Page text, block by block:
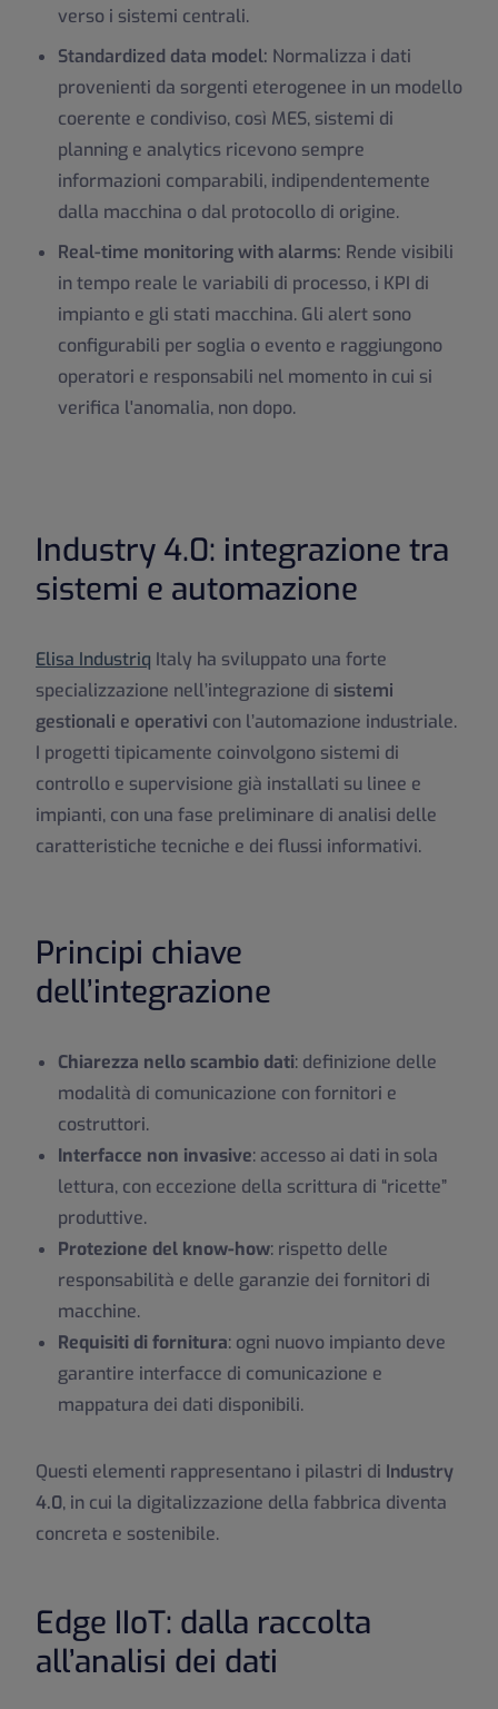
verso i sistemi centrali.
Standardized data model: Normalizza i dati
provenienti da sorgenti eterogenee in un modello
coerente e condiviso, così MES, sistemi di
planning e analytics ricevono sempre
informazioni comparabili, indipendentemente
dalla macchina o dal protocollo di origine.
Real-time monitoring with alarms: Rende visibili
in tempo reale le variabili di processo, i KPI di
impianto e gli stati macchina. Gli alert sono
configurabili per soglia o evento e raggiungono
operatori e responsabili nel momento in cui si
verifica l'anomalia, non dopo.
Industry 4.0: integrazione tra
sistemi e automazione
Elisa Industriq Italy ha sviluppato una forte
specializzazione nell’integrazione di sistemi
gestionali e operativi con l’automazione industriale.
I progetti tipicamente coinvolgono sistemi di
controllo e supervisione già installati su linee e
impianti, con una fase preliminare di analisi delle
caratteristiche tecniche e dei flussi informativi.
Principi chiave
dell’integrazione
Chiarezza nello scambio dati: definizione delle
modalità di comunicazione con fornitori e
costruttori.
Interfacce non invasive: accesso ai dati in sola
lettura, con eccezione della scrittura di “ricette”
produttive.
Protezione del know-how: rispetto delle
responsabilità e delle garanzie dei fornitori di
macchine.
Requisiti di fornitura: ogni nuovo impianto deve
garantire interfacce di comunicazione e
mappatura dei dati disponibili.
Questi elementi rappresentano i pilastri di Industry
4.0, in cui la digitalizzazione della fabbrica diventa
concreta e sostenibile.
Edge IIoT: dalla raccolta
all’analisi dei dati